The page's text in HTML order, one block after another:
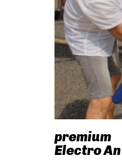
premium
Electro